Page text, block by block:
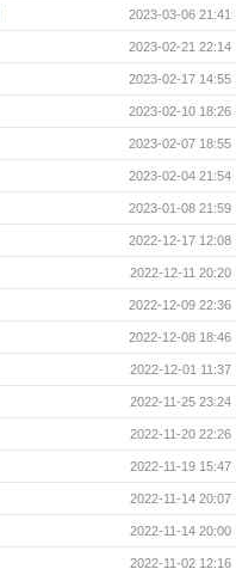
2023-03-06 21:41
2023-02-21 22:14
2023-02-17 14:55
2023-02-10 18:26
2023-02-07 18:55
2023-02-04 21:54
2023-01-08 21:59
2022-12-17 12:08
2022-12-11 20:20
2022-12-09 22:36
2022-12-08 18:46
2022-12-01 11:37
2022-11-25 23:24
2022-11-20 22:26
2022-11-19 15:47
2022-11-14 20:07
2022-11-14 20:00
2022-11-02 12:16